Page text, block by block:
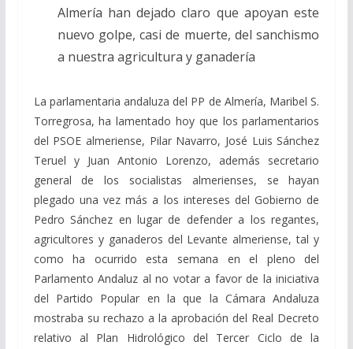
Almería han dejado claro que apoyan este
nuevo golpe, casi de muerte, del sanchismo
a nuestra agricultura y ganadería
La parlamentaria andaluza del PP de Almería, Maribel S.
Torregrosa, ha lamentado hoy que los parlamentarios
del PSOE almeriense, Pilar Navarro, José Luis Sánchez
Teruel y Juan Antonio Lorenzo, además secretario
general de los socialistas almerienses, se hayan
plegado una vez más a los intereses del Gobierno de
Pedro Sánchez en lugar de defender a los regantes,
agricultores y ganaderos del Levante almeriense, tal y
como ha ocurrido esta semana en el pleno del
Parlamento Andaluz al no votar a favor de la iniciativa
del Partido Popular en la que la Cámara Andaluza
mostraba su rechazo a la aprobación del Real Decreto
relativo al Plan Hidrológico del Tercer Ciclo de la